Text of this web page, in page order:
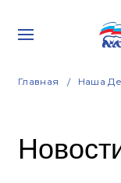
Главная Наша